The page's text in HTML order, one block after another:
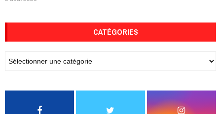
CATÉGORIES